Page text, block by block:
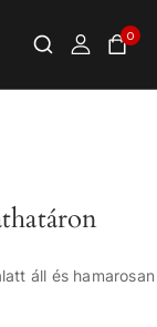
0
áll és hamarosan